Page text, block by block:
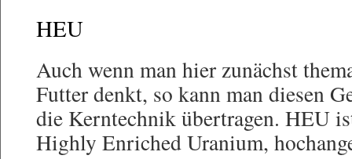
HEU
Auch wenn man hier zunächst
Futter denkt, so kann man diesen
die Kerntechnik übertragen. HEU
Highly Enriched Uranium,